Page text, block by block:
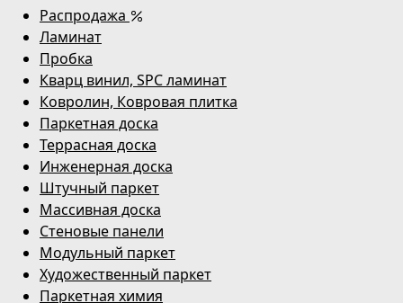
Распродажа
Ламинат
Пробка
Кварц винил, SPC ламинат
Ковролин, Ковровая плитка
Паркетная доска
Террасная доска
Инженерная доска
Штучный паркет
Массивная доска
Стеновые панели
Модульный паркет
Художественный паркет
Паркетная химия